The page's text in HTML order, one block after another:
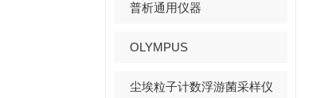
普析通用仪器
OLYMPUS
尘埃粒子计数浮游菌采样仪